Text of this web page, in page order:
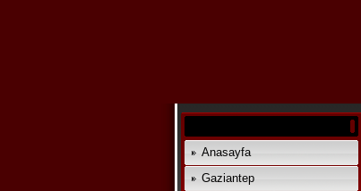
Anasayfa
Gaziantep